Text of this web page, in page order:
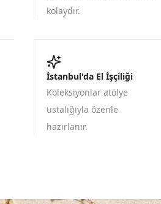
kolaydır.
İstanbul'da El İşçiliği
Koleksiyonlar atölye
ustalığıyla özenle
hazırlanır.